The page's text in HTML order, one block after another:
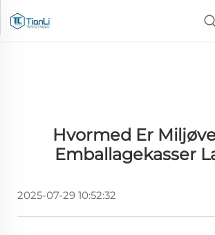
Hvormed Er
Emballagekasser
2025-07-29 10:52:32